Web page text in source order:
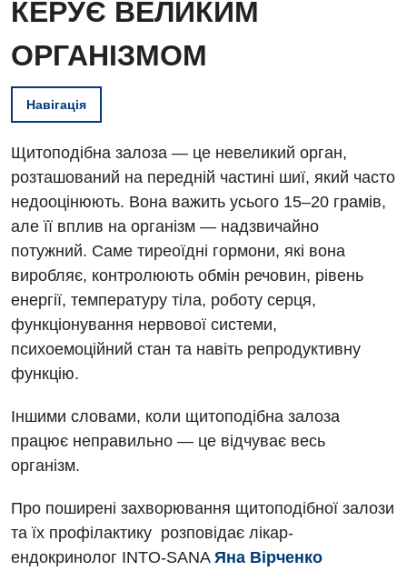
КЕРУЄ ВЕЛИКИМ
ОРГАНІЗМОМ
Навігація
Щитоподібна залоза — це невеликий орган,
розташований на передній частині шиї, який часто
недооцінюють. Вона важить усього 15–20 грамів,
але її вплив на організм — надзвичайно
потужний. Саме тиреоїдні гормони, які вона
виробляє, контролюють обмін речовин, рівень
енергії, температуру тіла, роботу серця,
функціонування нервової системи,
психоемоційний стан та навіть репродуктивну
функцію.
Іншими словами, коли щитоподібна залоза
працює неправильно — це відчуває весь
організм.
Про поширені захворювання щитоподібної залози
та їх профілактику розповідає лікар-
ендокринолог INTO-SANA Яна Вірченко